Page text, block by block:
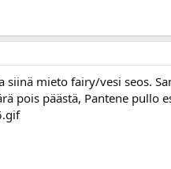
mieto fairy/vesi seos.
pois päästä, Pantene pullo